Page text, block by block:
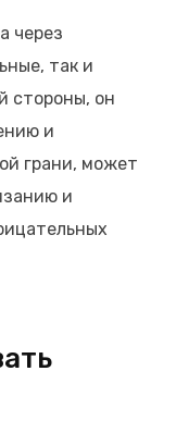
через
так и
стороны, он
и
грани, может
и